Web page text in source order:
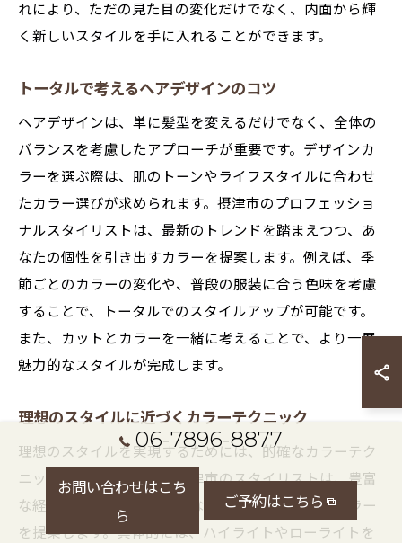
れにより、ただの見た目の変化だけでなく、内面から輝
く新しいスタイルを手に入れることができます。
トータルで考えるヘアデザインのコツ
ヘアデザインは、単に髪型を変えるだけでなく、全体の
バランスを考慮したアプローチが重要です。デザインカ
ラーを選ぶ際は、肌のトーンやライフスタイルに合わせ
たカラー選びが求められます。摂津市のプロフェッショ
ナルスタイリストは、最新のトレンドを踏まえつつ、あ
なたの個性を引き出すカラーを提案します。例えば、季
節ごとのカラーの変化や、普段の服装に合う色味を考慮
することで、トータルでのスタイルアップが可能です。
また、カットとカラーを一緒に考えることで、より一層
魅力的なスタイルが完成します。
理想のスタイルに近づくカラーテクニック
理想のスタイルを実現するためには、的確なカラーテク
ニックが欠かせません。摂津市のスタイリストは、豊富
な経験と知識をもとに、あなたに最適なデザインカラー
を提案します。具体的には、ハイライトやローライトを
06-7896-8877
お問い合わせはこち
ら
ご予約はこちら